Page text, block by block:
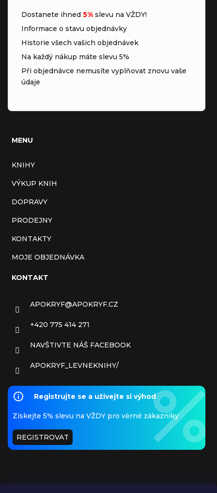
Dostanete ihned 5% slevu na VŽDY!
Informace o stavu objednávky
Historie všech vašich objednávek
Na každý nákup máte slevu 5%
Při objednávce nemusíte vyplňovat znovu vaše
údaje
MENU
KNIHY
VÝKUP KNIH
DOPRAVY
PRODEJNY
KONTAKTY
MOJE OBJEDNÁVKA
KONTAKT
APOKRYF@APOKRYF.CZ
+420 775 414 271
NAVŠTIVTE NÁŠ FACEBOOK
APOKRYF_LEVNEKNIHY/
Registrujte se a užívejte si výhod
Získejte 5% slevu na VŽDY pro věrné zákazníky
REGISTROVAT